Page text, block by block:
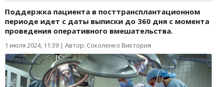
Поддержка пациента в посттрансплантационном
периоде идет с даты выписки до 360 дня с момента
проведения оперативного вмешательства.
1 июля 2024, 11:39 | Автор: Соколенко Виктория